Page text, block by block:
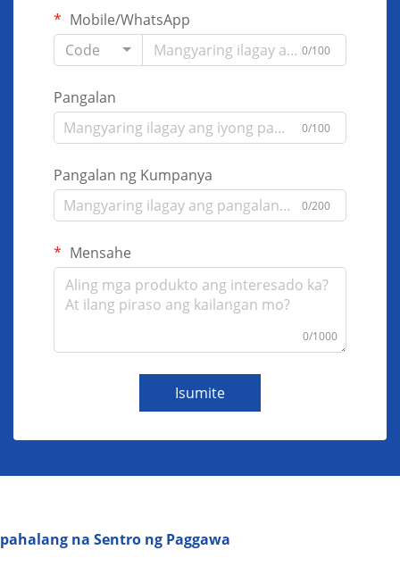
Mobile/WhatsApp
Code
0/100
Pangalan
0/100
Pangalan ng Kumpanya
0/200
Mensahe
0/1000
Isumite
pahalang na Sentro ng Paggawa